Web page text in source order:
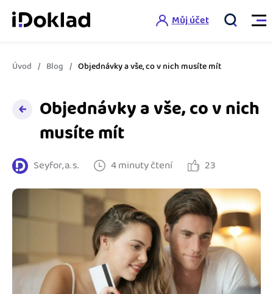
Online fakturace
Správa kontaktů
Hlídání cashflow
Spolupráce s účetní
Výkazy pro úřady
Propojení na další systémy
Spřátelené účetní
Ceník
Nápověda
Jak začít s iDokladem
Jak začít podnikat
Jak se vyznat ve fakturaci
Šablony faktur
Šablona pro plátce DPH
Šablona pro neplátce DPH
Registrovat ZDARMA
Můj účet
Úvod Blog Objednávky a vše, co v nich musíte mít
Objednávky a vše, co v nich
musíte mít
Seyfor, a. s. 4 minuty čtení 23